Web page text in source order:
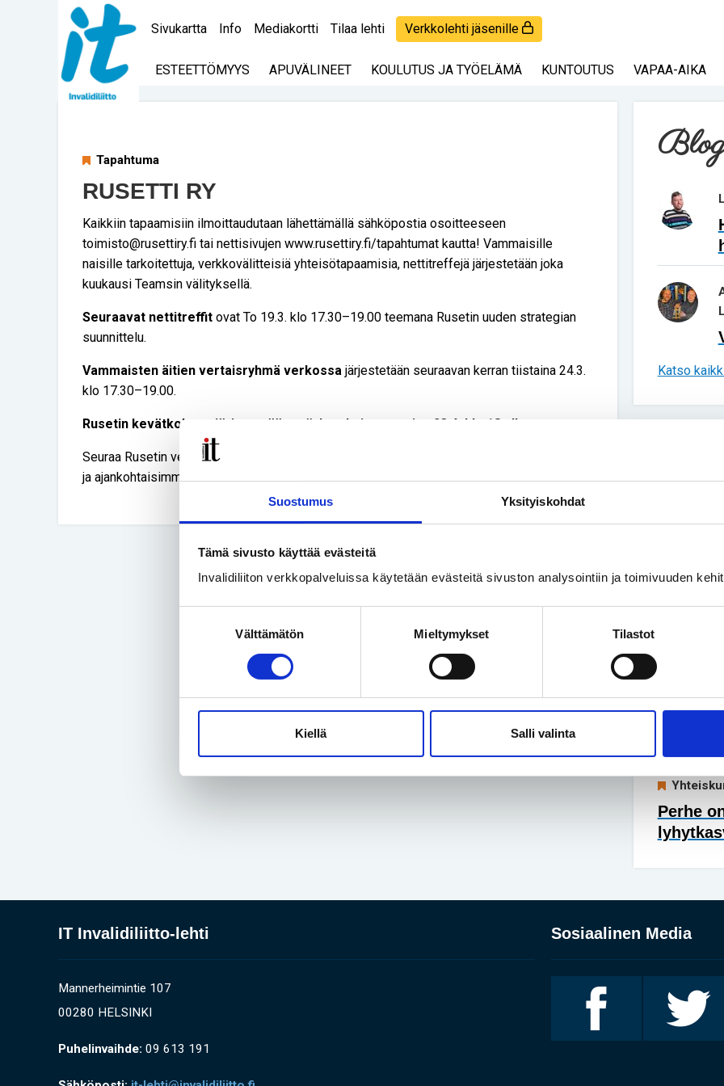
Suostumus Yksityiskohdat
Tämä sivusto käyttää evästeitä
Invalidiliiton verkkopalveluissa käytetään evästeitä sivuston analysointiin ja toimivuuden
Välttämätön Mieltymykset Tilastot
Kiellä Salli valinta
Sivukartta Info Mediakortti Tilaa lehti Verkkolehti jäsenille
ESTEETTÖMYYS APUVÄLINEET KOULUTUS JA TYÖELÄMÄ KUNTOUTUS VAPAA-AIKA
Tapahtuma
RUSETTI RY
Kaikkiin tapaamisiin ilmoittaudutaan lähettämällä sähköpostia osoitteeseen
toimisto@rusettiry.fi tai nettisivujen www.rusettiry.fi/tapahtumat kautta! Vammaisille
naisille tarkoitettuja, verkkovälitteisiä yhteisötapaamisia, nettitreffejä järjestetään joka
kuukausi Teamsin välityksellä.
Seuraavat nettitreffit ovat To 19.3. klo 17.30–19.00 teemana Rusetin uuden strategian
suunnittelu.
Vammaisten äitien vertaisryhmä verkossa järjestetään seuraavan kerran tiistaina 24.3.
klo 17.30–19.00.
Rusetin kevätkokous järjestetään etäyhteyksin torstaina 23.4. klo 18 alkaen.
Seuraa Rusetin verkkosivuja ja somea (rusettiry.fi, @rusettiry), jotta saat tarkemmat tiedot
ja ajankohtaisimmat uutiset.
Katso
Henna
kivusta
Perhe
IT Invalidiliitto-lehti
Mannerheimintie 107
00280 HELSINKI
Puhelinvaihde: 09 613 191
Sosiaalinen Media
Invalidiliitto
Facebookissa
Invalidiliitto
Twitterissä